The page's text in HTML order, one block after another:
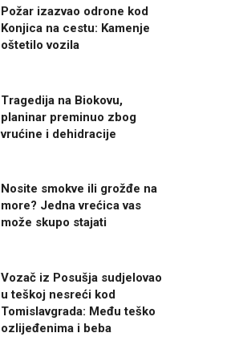
Požar izazvao odrone kod
Konjica na cestu: Kamenje
oštetilo vozila
Tragedija na Biokovu,
planinar preminuo zbog
vrućine i dehidracije
Nosite smokve ili grožđe na
more? Jedna vrećica vas
može skupo stajati
Vozač iz Posušja sudjelovao
u teškoj nesreći kod
Tomislavgrada: Među teško
ozlijeđenima i beba